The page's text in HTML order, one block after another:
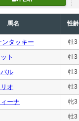
馬名 性齢
ンタッキー 牡3
ト 牡3
ル 牡3
オ 牡3
ーナ 牝3
牡3